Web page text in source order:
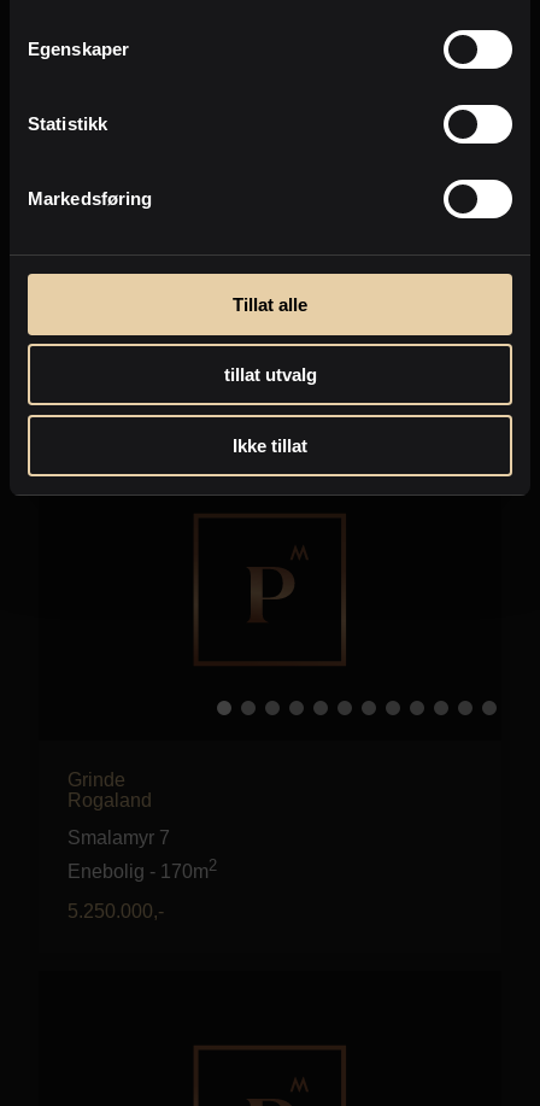
Egenskaper
Statistikk
Markedsføring
Tillat alle
tillat utvalg
Ikke tillat
Rogaland
Austmannavegen 5 B
Leilighet -68m2
Grinde
Rogaland
Smalamyr 7
Enebolig - 170m2
5.250.000,-